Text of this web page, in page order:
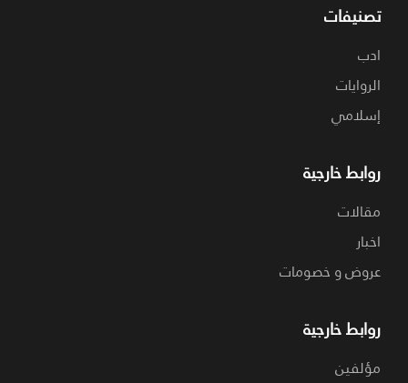
تصنيفات
ادب
الروايات
إسلامي
روابط خارجية
مقالات
اخبار
عروض و خصومات
روابط خارجية
مؤلفين